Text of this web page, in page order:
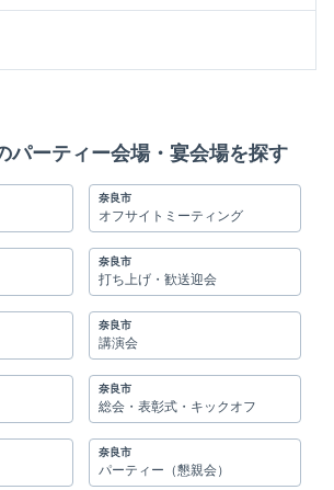
パーティー会場・宴会場を探す
奈良市
オフサイトミーティング
奈良市
打ち上げ・歓送迎会
奈良市
講演会
奈良市
総会・表彰式・キックオフ
奈良市
パーティー（懇親会）